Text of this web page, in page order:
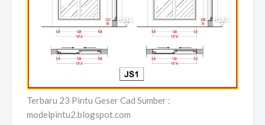
Terbaru 23 Pintu Geser Cad Sumber :
modelpintu2.blogspot.com